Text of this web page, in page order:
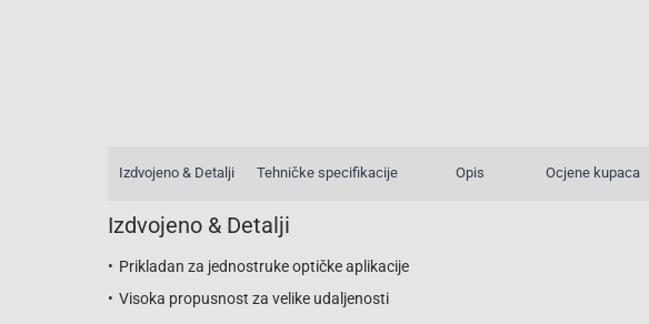
Izdvojeno & Detalji Tehničke specifikacije Opis Ocjene kupaca
Izdvojeno & Detalji
Prikladan za jednostruke optičke aplikacije
Visoka propusnost za velike udaljenosti